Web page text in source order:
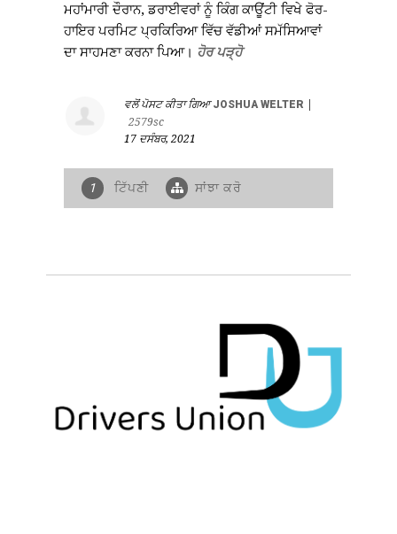
ਮਹਾਂਮਾਰੀ ਦੌਰਾਨ, ਡਰਾਈਵਰਾਂ ਨੂੰ ਕਿੰਗ ਕਾਊਂਟੀ ਵਿਖੇ ਫੋਰ-
ਹਾਇਰ ਪਰਮਿਟ ਪ੍ਰਕਿਰਿਆ ਵਿੱਚ ਵੱਡੀਆਂ ਸਮੱਸਿਆਵਾਂ
ਦਾ ਸਾਹਮਣਾ ਕਰਨਾ ਪਿਆ। ਹੋਰ ਪੜ੍ਹੋ
ਵਲੋਂ ਪੋਸਟ ਕੀਤਾ ਗਿਆJOSHUA WELTER
2579sc
17 ਦਸੰਬਰ, 2021
1 ਟਿੱਪਣੀ ਸਾਂਝਾ ਕਰੋ